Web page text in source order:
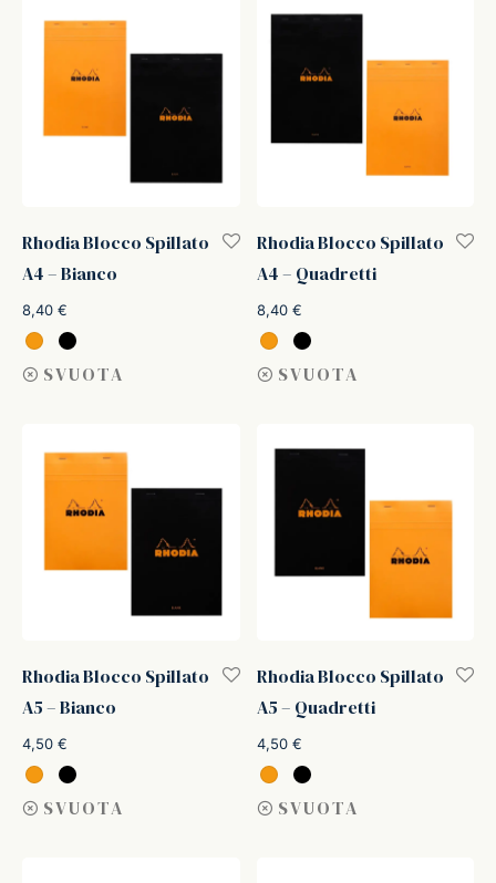
Rhodia Blocco Spillato
A4 – Bianco
8,40 €
SVUOTA
Rhodia Blocco Spillato
A4 – Quadretti
8,40 €
SVUOTA
Rhodia Blocco Spillato
A5 – Bianco
4,50 €
SVUOTA
Rhodia Blocco Spillato
A5 – Quadretti
4,50 €
SVUOTA